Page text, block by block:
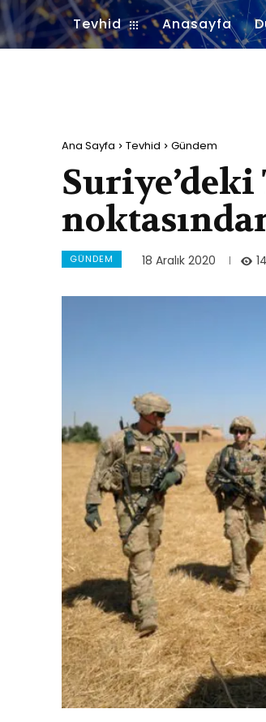
Tevhid Anasayfa
Ana Sayfa Tevhid Gündem
GÜNDEM 18 Aralık 2020